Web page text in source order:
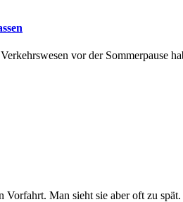
vor der Sommerpause
Vorfahrt. Man sieht sie aber oft zu